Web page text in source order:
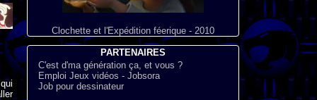
Clochette et l'Expédition féerique - 2010
PARTENAIRES
C'est d'ma génération ça, et vous ?
Emploi Jeux vidéos - Jobsora
Job pour dessinateur